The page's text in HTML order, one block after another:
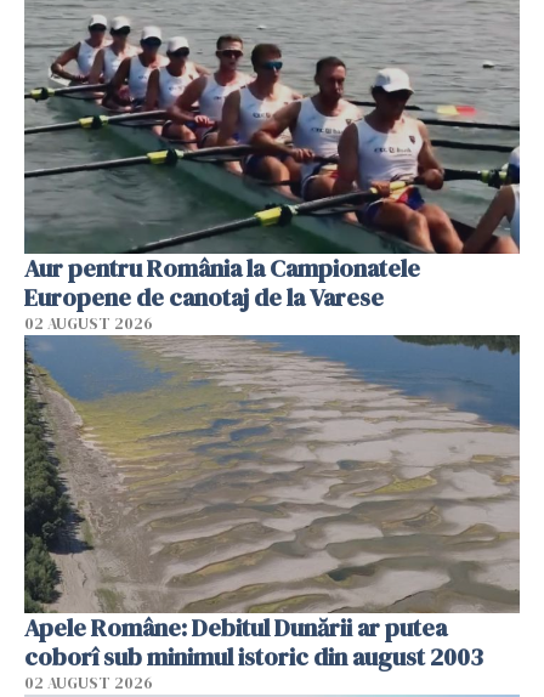
Aur pentru România la Campionatele
Europene de canotaj de la Varese
02 AUGUST 2026
Apele Române: Debitul Dunării ar putea
coborî sub minimul istoric din august 2003
02 AUGUST 2026